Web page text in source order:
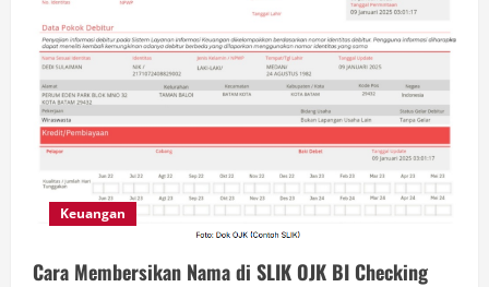
Keuangan
Cara Membersikan Nama di SLIK OJK BI Checking